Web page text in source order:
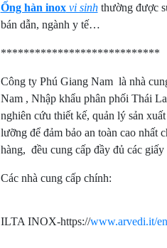
Ống hàn inoxvi sinhthường được
bán dẫn, ngành y tế…
****************************
Công ty Phú Giang Nam là nhà
Nam , Nhập khẩu phân phối Thái
nghiên cứu thiết kế, quản lý sản
lưỡng để đảm bảo an toàn cao nhất
hàng, đều cung cấp đầy đủ các
Các nhà cung cấp chính:
ILTA INOX-https://www.arvedi.it/